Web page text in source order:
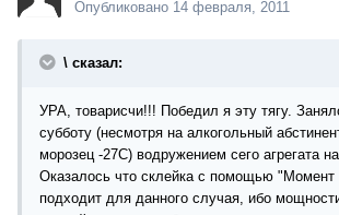
Опубликовано 14 февраля, 2011
\ сказал:
УРА, товарисчи!!! Победил я эту тягу.
субботу (несмотря на алкогольный
морозец -27С) водружением сего агрегата
Оказалось что склейка с помощью
подходит для данного случая, ибо